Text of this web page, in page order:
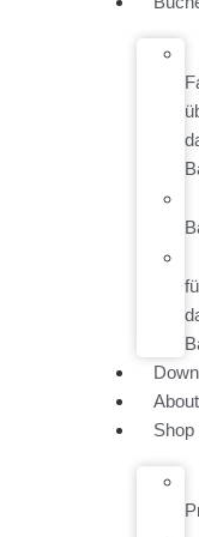
About
Shop